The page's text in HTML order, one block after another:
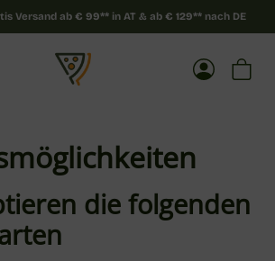
Versand ab € 99** in AT & ab € 129** nach DE
die folgenden